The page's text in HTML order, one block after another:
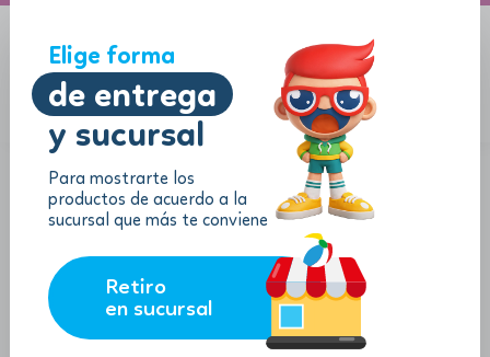
Elige forma
de entrega
y sucursal
Para mostrarte los
productos de acuerdo a la
sucursal que más te conviene
Retiro
en sucursal